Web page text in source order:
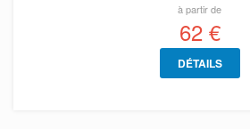
à partir de
62 €
DÉTAILS